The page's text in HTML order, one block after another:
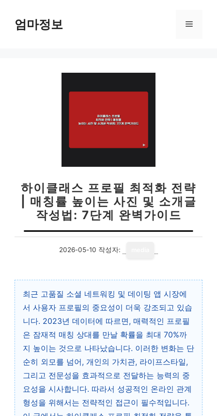
엄마정보 메
하이클래스 프로필 최적화 전략
| 매칭률 높이는 사진 및 소개글
작성법: 7단계 완벽가이드
2026-05-10 작성자:
최근 고품질 소셜 네트워킹 및 데이팅 앱 시장에
서 사용자 프로필의 중요성이 더욱 강조되고 있습
니다. 2023년 데이터에 따르면, 매력적인 프로필
은 잠재적 매칭 상대를 만날 확률을 최대 70%까
지 높이는 것으로 나타났습니다. 이러한 변화는 단
순히 외모를 넘어, 개인의 가치관, 라이프스타일,
그리고 전문성을 효과적으로 전달하는 능력의 중
요성을 시사합니다. 따라서 성공적인 온라인 관계
형성을 위해서는 전략적인 접근이 필수적입니다.